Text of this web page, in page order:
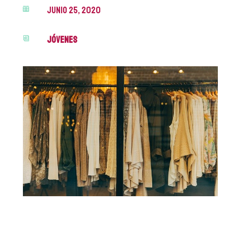
 junio 25, 2020
i Jóvenes